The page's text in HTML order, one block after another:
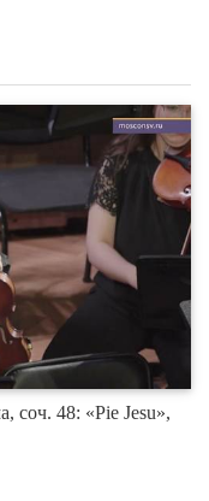
соч. 48: «Pie Jesu»,